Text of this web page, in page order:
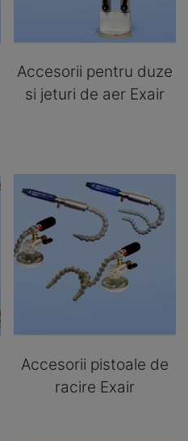
Accesorii pentru duze
si jeturi de aer Exair
Accesorii pistoale de
racire Exair